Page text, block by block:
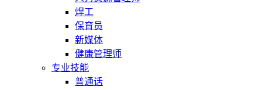
焊工
保育员
新媒体
健康管理师
专业技能
普通话